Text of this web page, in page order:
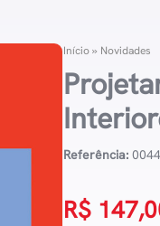
Início» Novidades
Referência:
R$